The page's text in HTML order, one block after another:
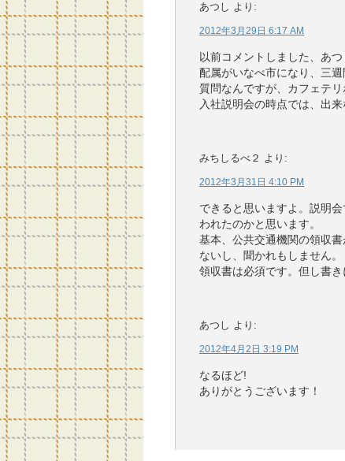
あつし より:
2012年3月29日 6:17 AM
以前コメントしました、あつ
配属がいなべ市になり、三週
質問なんですが、カフェテ
入社説明会の時点では、出来
みちしるべ２ より:
2012年3月31日 4:10 PM
できると思いますよ。説明
われたのかと思います。
基本、公共交通機関の領収
ないし、聞かれもしません。
領収書は必須です。但し書
あつし より:
2012年4月2日 3:19 PM
なるほど!
ありがとうございます！